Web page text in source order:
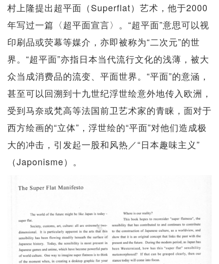
村上隆提出超平面（Superflat）艺术，他于2000
年写过一篇〈超平面宣言〉。“超平面”意思可以视
印刷品或荧幕等媒介，亦即被称为“二次元”的世
界。“超平面”亦指日本当代流行文化的浅薄，被大
众当成消费品的流变、平面世界。“平面”的意涵，
甚至可以回溯到十九世纪浮世绘意外地传入欧洲，
受到马奈或梵高等法国前卫艺术家的青睐，面对于
西方绘画的“立体”，浮世绘的“平面”对他们造成极
大的冲击，引发起一股和风热／“日本趣味主义”
（Japonisme）。